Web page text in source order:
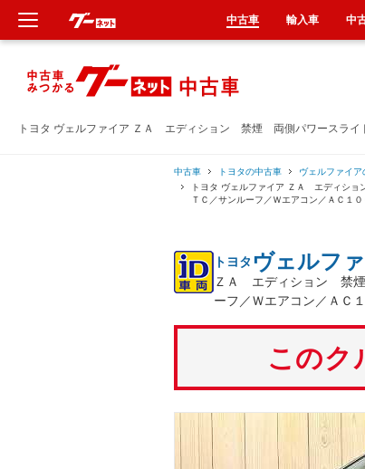
トヨタ ヴェルファイア ＺＡ エディション 禁煙 両側パワースライ
中古車 トヨタの中古車 ヴェルファイア
トヨタ ヴェルファイア ＺＡ エディショ
ＴＣ／サンルーフ／Ｗエアコン／ＡＣ１
トヨタ ヴェルフ
ＺＡ エディション 禁煙
ーフ／Ｗエアコン／ＡＣ
このク
中古車 輸入車 中
新車
中古車